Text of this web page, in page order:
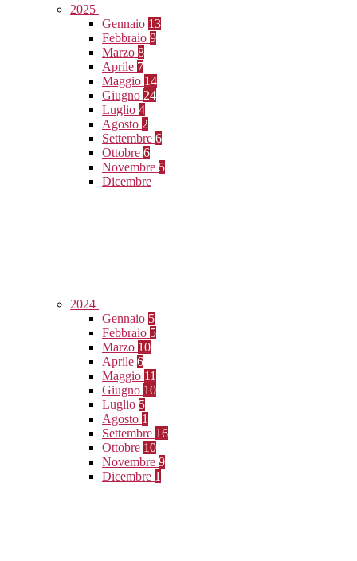
2025
Gennaio 13
Febbraio 9
Marzo 8
Aprile 7
Maggio 14
Giugno 24
Luglio 4
Agosto 2
Settembre 6
Ottobre 6
Novembre 5
Dicembre
2024
Gennaio 5
Febbraio 5
Marzo 10
Aprile 6
Maggio 11
Giugno 10
Luglio 5
Agosto 1
Settembre 16
Ottobre 10
Novembre 9
Dicembre 1